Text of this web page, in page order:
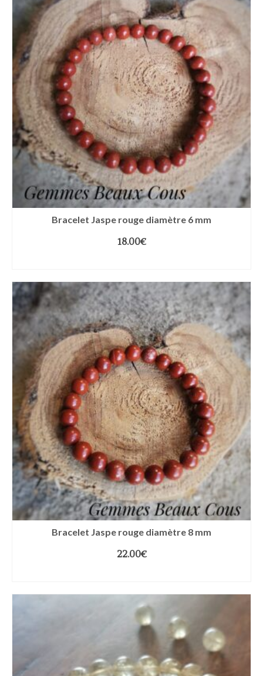
Bracelet Jaspe rouge diamètre 6 mm
18.00€
Bracelet Jaspe rouge diamètre 8 mm
22.00€